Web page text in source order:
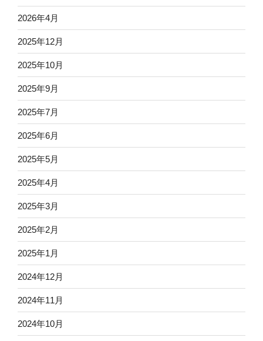
2026年4月
2025年12月
2025年10月
2025年9月
2025年7月
2025年6月
2025年5月
2025年4月
2025年3月
2025年2月
2025年1月
2024年12月
2024年11月
2024年10月